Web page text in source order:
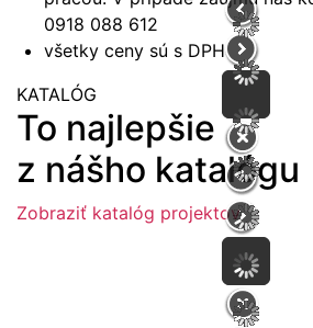
0918 088 612
všetky ceny sú s DPH
KATALÓG
To najlepšie
z nášho katalógu
Zobraziť katalóg projektov